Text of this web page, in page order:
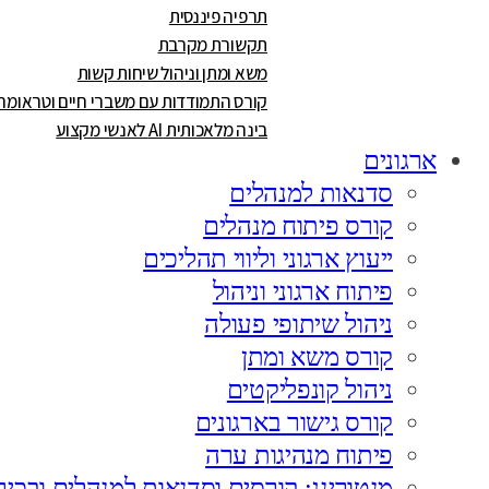
תרפיה פיננסית
תקשורת מקרבת
משא ומתן וניהול שיחות קשות
קורס התמודדות עם משברי חיים
בינה מלאכותית AI לאנשי מקצוע
ארגונים
סדנאות למנהלים
קורס פיתוח מנהלים
ייעוץ ארגוני וליווי תהליכים
פיתוח ארגוני וניהול
ניהול שיתופי פעולה
קורס משא ומתן
ניהול קונפליקטים
קורס גישור בארגונים
פיתוח מנהיגות ערה